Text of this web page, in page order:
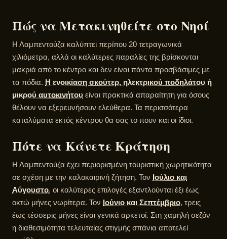
Πώς να Μετακινηθείτε στο Νησί
Η Λαμπεντούζα καλύπτει περίπου 20 τετραγωνικά
χιλιόμετρα, αλλά οι καλύτερες παραλίες της βρίσκονται
μακριά από το κέντρο και δεν είναι πάντα προσβάσιμες με
τα πόδια. Η ενοικίαση σκούτερ, ηλεκτρικού ποδηλάτου ή
μικρού αυτοκινήτου είναι πρακτικά απαραίτητη για όσους
θέλουν να εξερευνήσουν ελεύθερα. Τα περισσότερα
καταλύματα εκτός κέντρου θα σας το πουν και οι ίδιοι.
Πότε να Κάνετε Κράτηση
Η Λαμπεντούζα έχει περιορισμένη τουριστική χωρητικότητα
σε σχέση με την καλοκαιρινή ζήτηση. Τον Ιούλιο και
Αύγουστο, οι καλύτερες επιλογές εξαντλούνται έξι έως
οκτώ μήνες νωρίτερα. Τον Ιούνιο και Σεπτέμβριο, τρεις
έως τέσσερις μήνες είναι γενικά αρκετοί. Στη χαμηλή σεζόν
η διαθεσιμότητα τελευταίας στιγμής σπάνια αποτελεί